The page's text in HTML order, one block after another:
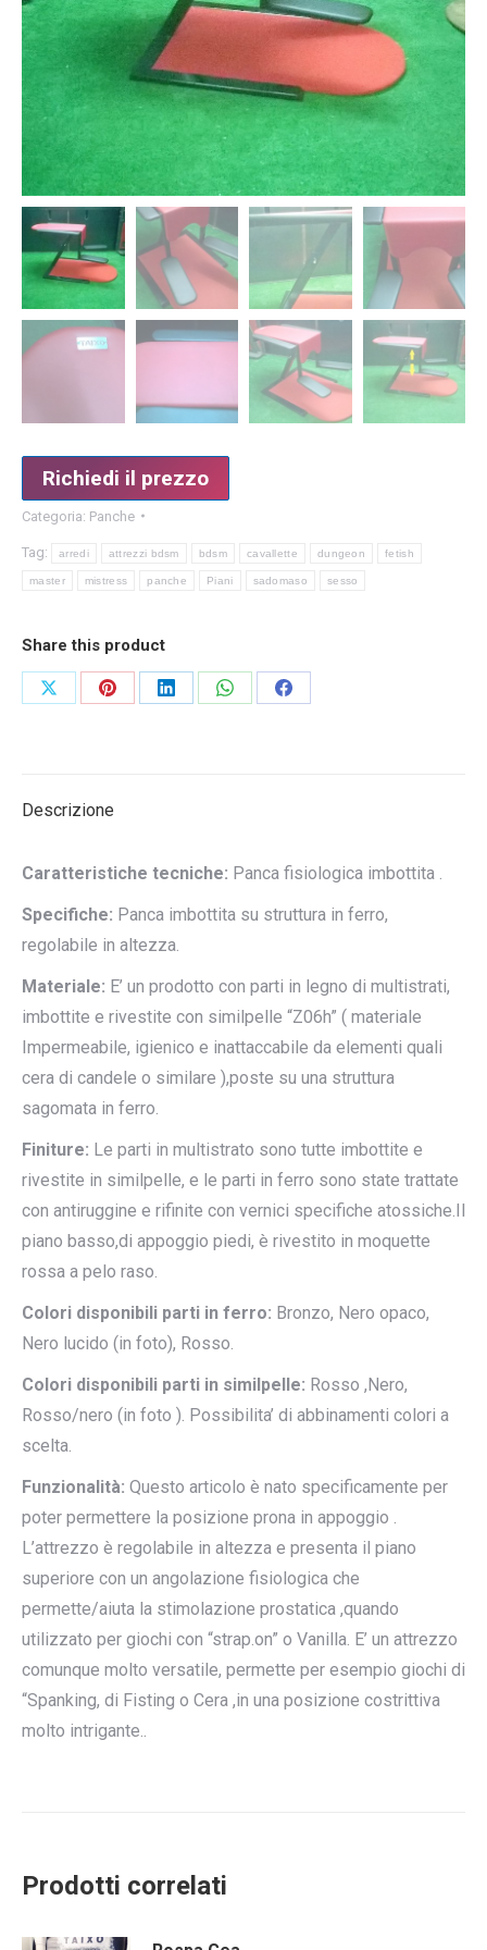
Richiedi il prezzo
Categoria: Panche
Tag: arredi attrezzi bdsm bdsm cavallette dungeon fetish
master mistress panche Piani sadomaso sesso
Share this product
CondividiCondividiCondividiCondividiCondividi
Descrizione
Caratteristiche tecniche: Panca fisiologica imbottita .
Specifiche: Panca imbottita su struttura in ferro,
regolabile in altezza.
Materiale: E’ un prodotto con parti in legno di multistrati,
imbottite e rivestite con similpelle “Z06h” ( materiale
Impermeabile, igienico e inattaccabile da elementi quali
cera di candele o similare ),poste su una struttura
sagomata in ferro.
Finiture: Le parti in multistrato sono tutte imbottite e
rivestite in similpelle, e le parti in ferro sono state trattate
con antiruggine e rifinite con vernici specifiche atossiche.Il
piano basso,di appoggio piedi, è rivestito in moquette
rossa a pelo raso.
Colori disponibili parti in ferro: Bronzo, Nero opaco,
Nero lucido (in foto), Rosso.
Colori disponibili parti in similpelle: Rosso ,Nero,
Rosso/nero (in foto ). Possibilita’ di abbinamenti colori a
scelta.
Funzionalità: Questo articolo è nato specificamente per
poter permettere la posizione prona in appoggio .
L’attrezzo è regolabile in altezza e presenta il piano
superiore con un angolazione fisiologica che
permette/aiuta la stimolazione prostatica ,quando
utilizzato per giochi con “strap.on” o Vanilla. E’ un attrezzo
comunque molto versatile, permette per esempio giochi di
“Spanking, di Fisting o Cera ,in una posizione costrittiva
molto intrigante..
Prodotti correlati